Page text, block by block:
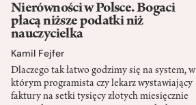
Nierówności w Polsce. Bogaci
płacą niższe podatki niż
nauczycielka
Kamil Fejfer
Dlaczego tak łatwo godzimy się na system, w
którym programista czy lekarz wystawiający
faktury na setki tysięcy złotych miesięcznie